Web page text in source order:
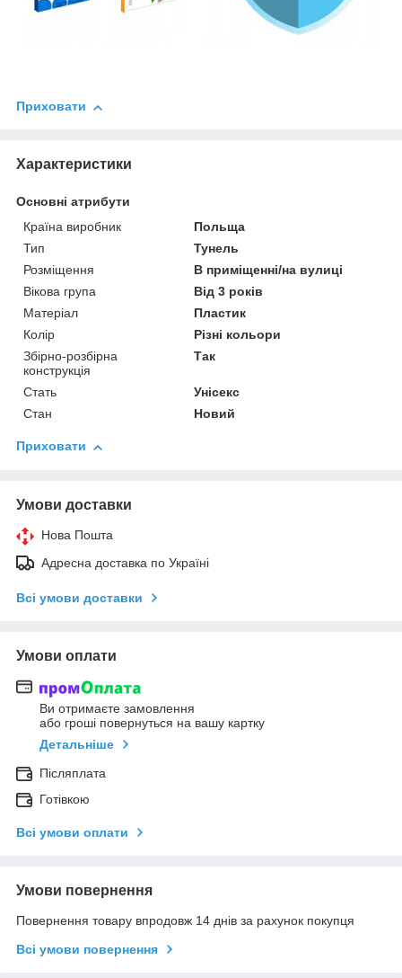
Приховати
Характеристики
Основні атрибути
Країна виробник
Польща
Тип
Тунель
Розміщення
В приміщенні/на вулиці
Вікова група
Від 3 років
Матеріал
Пластик
Колір
Різні кольори
Збірно-розбірна
конструкція
Так
Стать
Унісекс
Стан
Новий
Приховати
Умови доставки
Нова Пошта
Адресна доставка по Україні
Всі умови доставки
Умови оплати
Ви отримаєте замовлення
або гроші повернуться на вашу картку
Детальніше
Післяплата
Готівкою
Всі умови оплати
Умови повернення
Повернення товару впродовж 14 днів за рахунок покупця
Всі умови повернення